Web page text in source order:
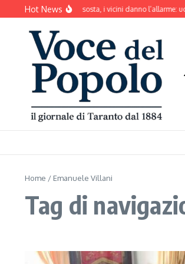
Salta al contenuto
Hot News
Il cane abbaia senza sosta, i vicini danno l’allarme:
Home / Emanuele Villani
Tag di